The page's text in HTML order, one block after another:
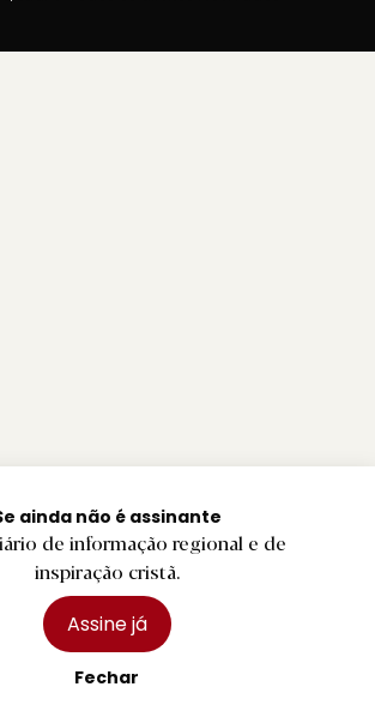
ainda não é assinante
de informação regional e de
inspiração cristã.
Assine já
Fechar